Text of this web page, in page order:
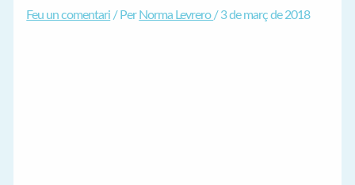
Feu un comentari / Per Norma Levrero/3 de març de 2018